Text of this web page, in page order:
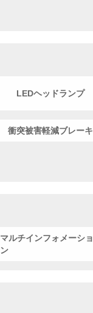
LEDヘッドランプ
衝突被害軽減ブレーキ
マルチインフォメーショ
ン